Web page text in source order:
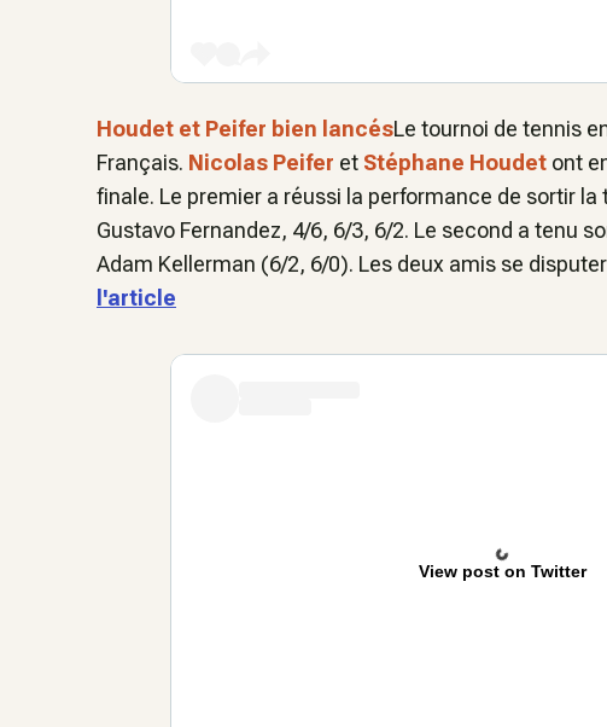
Houdet et Peifer bien lancésLe tournoi de tennis
Français. Nicolas Peifer et Stéphane Houdet ont
finale. Le premier a réussi la performance de sortir la
Gustavo Fernandez, 4/6, 6/3, 6/2. Le second a tenu
Adam Kellerman (6/2, 6/0). Les deux amis se
l'article
View post on Twitter